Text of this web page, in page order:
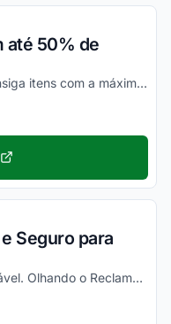
até 50% de
Adquira nas ofertas Zona Sul e consiga itens com a máxima economia!
Seguro para
Sim, sem dúvidas Zona Sul é confiável. Olhando o Reclame Aqui Zona Sul e demais plataformas, você vai poder comprovar isso!